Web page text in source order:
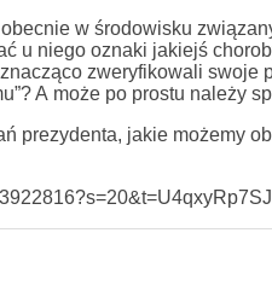
w środowisku
u niego oznaki jakiejś
zweryfikowali
A może po prostu należy
prezydenta, jakie możemy